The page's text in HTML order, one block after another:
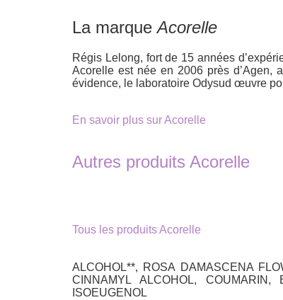
La marqueAcorelle
Régis Lelong, fort de 15 années
Acorelle est née en 2006 près d’Agen,
évidence, le laboratoire Odysud œuvre
En savoir plus sur Acorelle
Autres produits Acorelle
Tous les produits Acorelle
ALCOHOL**, ROSA DAMASCENA
CINNAMYL ALCOHOL, COUMARIN,
ISOEUGENOL